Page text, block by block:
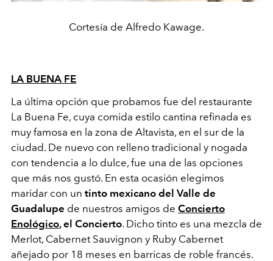
Cortesía de Alfredo Kawage.
LA BUENA FE
La última opción que probamos fue del restaurante
La Buena Fe, cuya comida estilo cantina refinada es
muy famosa en la zona de Altavista, en el sur de la
ciudad. De nuevo con relleno tradicional y nogada
con tendencia a lo dulce, fue una de las opciones
que más nos gustó. En esta ocasión elegimos
maridar con un tinto mexicano del Valle de
Guadalupe de nuestros amigos de Concierto
Enológico, el Concierto. Dicho tinto es una mezcla de
Merlot, Cabernet Sauvignon y Ruby Cabernet
añejado por 18 meses en barricas de roble francés.